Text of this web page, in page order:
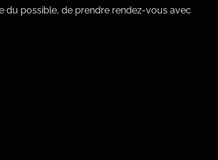
du possible, de prendre rendez-vous avec